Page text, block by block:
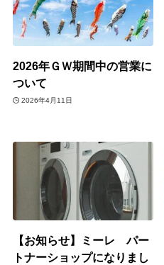
2026年ＧＷ期間中の営業に
ついて
2026年4月11日
【お知らせ】ミーレ パー
トナーショップになりまし